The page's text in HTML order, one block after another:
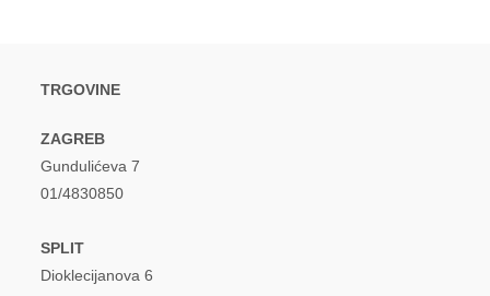
TRGOVINE
ZAGREB
Gundulićeva 7
01/4830850
SPLIT
Dioklecijanova 6